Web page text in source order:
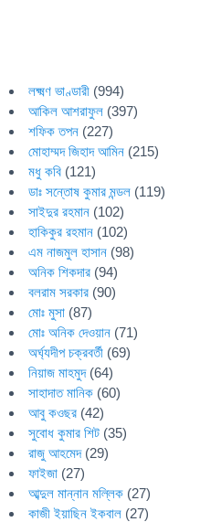
লক্ষ্মণ ভাণ্ডারী (994)
আকিল আশরাফুল (397)
শফিক তপন (227)
মোহাম্মদ জিহাদ আমিন (215)
মধু কবি (121)
ডাঃ সন্তোষ কুমার মন্ডল (119)
সাইদুর রহমান (102)
হাকিকুর রহমান (102)
এম নাজমুল হাসান (98)
অনিক শিকদার (94)
বলরাম সরকার (90)
মোঃ মুসা (87)
মোঃ অনিক দেওয়ান (71)
অর্ঘ্যদীপ চক্রবর্তী (69)
নিয়াজ মাহমুদ(64)
সাহাদাত মানিক (60)
আবু কওছর (42)
সুবোধ কুমার শিট (35)
রাজু আহমেদ(29)
ফাইজা (27)
আব্দুল মান্নান মল্লিক (27)
কাজী ইয়াছিন ইকবাল (27)